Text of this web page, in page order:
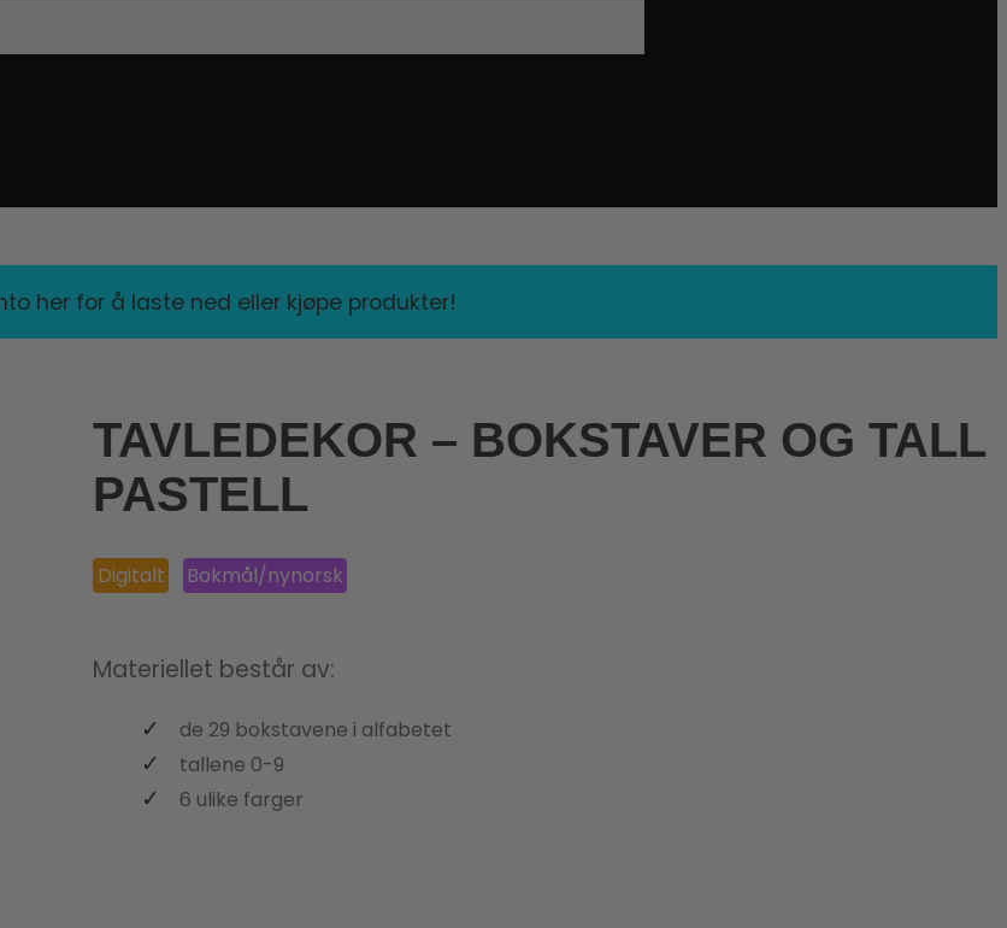
her for å laste ned eller kjøpe produkter!
TAVLEDEKOR – BOKSTAVER OG TALL
PASTELL
Digitalt Bokmål/nynorsk
Materiellet består av:
de 29 bokstavene i alfabetet
tallene 0-9
6 ulike farger